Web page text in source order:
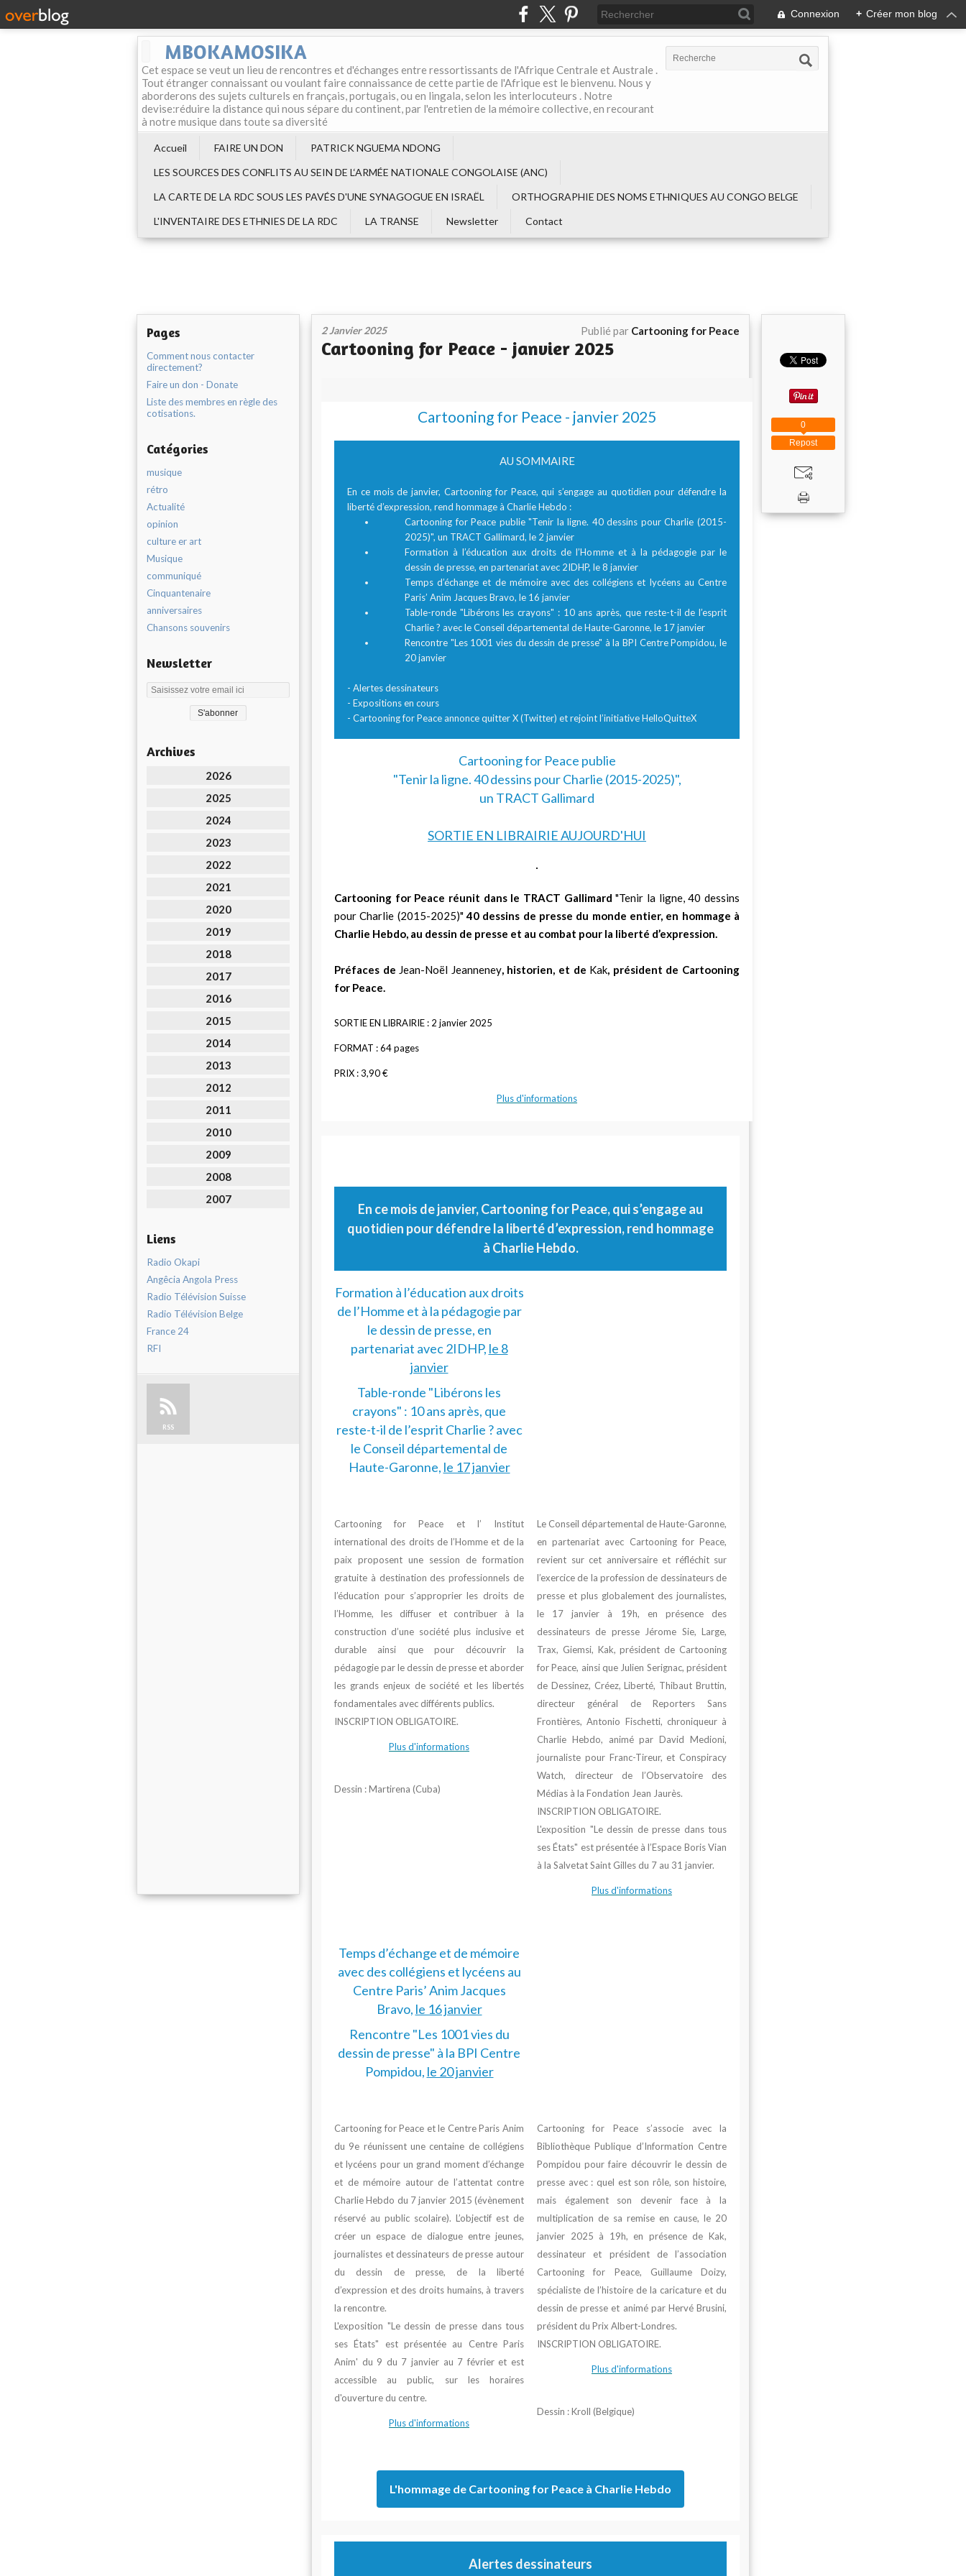
Connexion + Créer mon blog
MBOKAMOSIKA
Cet espace se veut un lieu de rencontres et d'échanges entre ressortissants de l'Afrique Centrale et Australe .
Tout étranger connaissant ou voulant faire connaissance de cette partie de l'Afrique est le bienvenu. Nous y
aborderons des sujets culturels en français, portugais, ou en lingala, selon les interlocuteurs . Notre
devise:réduire la distance qui nous sépare du continent, par l'entretien de la mémoire collective, en recourant
à notre musique dans toute sa diversité
Accueil FAIRE UN DON
PATRICK NGUEMA NDONG
LES SOURCES DES CONFLITS AU SEIN DE L‘ARMÉE NATIONALE CONGOLAISE (ANC)
LA CARTE DE LA RDC SOUS LES PAVÉS D'UNE SYNAGOGUE EN ISRAËL
ORTHOGRAPHIE DES NOMS ETHNIQUES AU CONGO BELGE
L'INVENTAIRE DES ETHNIES DE LA RDC
LA TRANSE Newsletter Contact
Pages
Comment nous contacter
directement?
Faire un don - Donate
Liste des membres en règle des
cotisations.
Catégories
musique
rétro
Actualité
opinion
culture er art
Musique
communiqué
Cinquantenaire
anniversaires
Chansons souvenirs
Newsletter
Archives
2026
2025
2024
2023
2022
2021
2020
2019
2018
2017
2016
2015
2014
2013
2012
2011
2010
2009
2008
2007
Liens
Radio Okapi
Angêcia Angola Press
Radio Télévision Suisse
Radio Télévision Belge
France 24
RFI
RSS
2 Janvier 2025 Publié par Cartooning for Peace
Cartooning for Peace - janvier 2025
Cartooning for Peace - janvier 2025
AU SOMMAIRE
En ce mois de janvier, Cartooning for Peace, qui s’engage au quotidien pour défendre la
liberté d’expression, rend hommage à Charlie Hebdo :
Cartooning for Peace publie "Tenir la ligne. 40 dessins pour Charlie (2015-
2025)", un TRACT Gallimard, le 2 janvier
Formation à l’éducation aux droits de l’Homme et à la pédagogie par le
dessin de presse, en partenariat avec 2IDHP, le 8 janvier
Temps d’échange et de mémoire avec des collégiens et lycéens au Centre
Paris’ Anim Jacques Bravo, le 16 janvier
Table-ronde "Libérons les crayons" : 10 ans après, que reste-t-il de l’esprit
Charlie ? avec le Conseil départemental de Haute-Garonne, le 17 janvier
Rencontre "Les 1001 vies du dessin de presse" à la BPI Centre Pompidou, le
20 janvier
- Alertes dessinateurs
- Expositions en cours
- Cartooning for Peace annonce quitter X (Twitter) et rejoint l’initiative HelloQuitteX
Cartooning for Peace publie
"Tenir la ligne. 40 dessins pour Charlie (2015-2025)",
un TRACT Gallimard
SORTIE EN LIBRAIRIE AUJOURD'HUI
Cartooning for Peace réunit dans le TRACT Gallimard"Tenir la ligne, 40 dessins
pour Charlie (2015-2025)"40 dessins de presse du monde entier, en hommage à
Charlie Hebdo, au dessin de presse et au combat pour la liberté d’expression.
Préfaces de Jean-Noël Jeanneney, historien, et de Kak, président de Cartooning
for Peace.
SORTIE EN LIBRAIRIE : 2 janvier 2025
FORMAT : 64 pages
PRIX : 3,90 €
Plus d'informations
En ce mois de janvier, Cartooning for Peace, qui s’engage au
quotidien pour défendre la liberté d’expression, rend hommage
à Charlie Hebdo.
Formation à l’éducation aux droits
de l’Homme et à la pédagogie par
le dessin de presse, en
partenariat avec 2IDHP, le 8
janvier
Table-ronde "Libérons les
crayons" : 10 ans après, que
reste-t-il de l’esprit Charlie ? avec
le Conseil départemental de
Haute-Garonne, le 17 janvier
Cartooning for Peace et l’ Institut
international des droits de l’Homme et de la
paix proposent une session de formation
gratuite à destination des professionnels de
l’éducation pour s’approprier les droits de
l’Homme, les diffuser et contribuer à la
construction d’une société plus inclusive et
durable ainsi que pour découvrir la
pédagogie par le dessin de presse et aborder
les grands enjeux de société et les libertés
fondamentales avec différents publics.
INSCRIPTION OBLIGATOIRE.
Plus d'informations
Dessin : Martirena (Cuba)
Le Conseil départemental de Haute-Garonne,
en partenariat avec Cartooning for Peace,
revient sur cet anniversaire et réfléchit sur
l’exercice de la profession de dessinateurs de
presse et plus globalement des journalistes,
le 17 janvier à 19h, en présence des
dessinateurs de presse
Jérome Sie, Large,
Trax, Giemsi, Kak, président de Cartooning
for Peace, ainsi que Julien Serignac, président
de Dessinez, Créez, Liberté, Thibaut Bruttin,
directeur général de Reporters Sans
Frontières, Antonio Fischetti, chroniqueur à
Charlie Hebdo, animé par David Medioni,
journaliste pour Franc-Tireur, et Conspiracy
Watch, directeur de l’Observatoire des
Médias à la Fondation Jean Jaurès.
INSCRIPTION OBLIGATOIRE.
L'exposition "Le dessin de presse dans tous
ses États" est présentée à l’Espace Boris Vian
à la Salvetat Saint Gilles du 7 au 31 janvier.
Plus d'informations
Temps d’échange et de mémoire
avec des collégiens et lycéens au
Centre Paris’ Anim Jacques
Bravo, le 16 janvier
Rencontre "Les 1001 vies du
dessin de presse" à la BPI Centre
Pompidou, le 20 janvier
Cartooning for Peace et le Centre Paris Anim
du 9e réunissent une centaine de collégiens
et lycéens pour un grand moment d’échange
et de mémoire autour de l’attentat contre
Charlie Hebdo du 7 janvier 2015 (évènement
réservé au public scolaire). L’objectif est de
créer un espace de dialogue entre jeunes,
journalistes et dessinateurs de presse autour
du dessin de presse, de la liberté
d’expression et des droits humains, à travers
la rencontre.
L'exposition "Le dessin de presse dans tous
ses États"
est présentée au Centre Paris
Anim' du 9 du 7 janvier au 7 février et est
accessible au public, sur les horaires
d'ouverture du centre.
Plus d'informations
Cartooning for Peace s’associe avec la
Bibliothèque Publique d’Information Centre
Pompidou pour faire découvrir le dessin de
presse avec : quel est son rôle, son histoire,
mais également son devenir face à la
multiplication de sa remise en cause, le 20
janvier 2025 à 19h, en présence de Kak,
dessinateur et président de l’association
Cartooning for Peace,
Guillaume Doizy,
spécialiste de l’histoire de la caricature et du
dessin de presse et animé par Hervé Brusini,
président du Prix Albert-Londres.
INSCRIPTION OBLIGATOIRE.
Plus d'informations
Dessin : Kroll (Belgique)
L'hommage de Cartooning for Peace à Charlie Hebdo
Alertes dessinateurs
Repost
0